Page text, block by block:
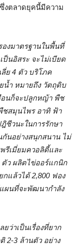
งตลาดยุคนี้มีความ
องมาตรฐานในพื้นที่
ป็นอิสระ จะไม่เบียด
ย 4 ตัว บริโภค
น้ำ หมายถึง วัตถุดิบ
อนก็จะปลูกหญ้า พืช
ชสมุนไพร อาทิ ฟ้า
ชีวนะในการรักษา
กันอย่างสนุกสนาน ไม่
รีเมี่ยมควอลิตี้และ
ตัว ผลิตไข่ออร์แกนิก
แล้วได้ 2,800 ฟอง
ผนที่จะพัฒนากำลัง
ยว่าเป็นเรื่องที่ยาก
2-3 ล้านตัว อย่าง